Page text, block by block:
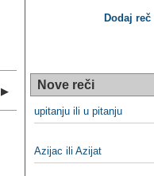
▶
Dodaj
Nove reči
upitanju ili u pitanju
Azijac ili Azijat